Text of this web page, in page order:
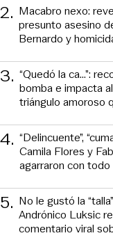
2. Macabro nexo:
presunto asesino
Bernardo y
3. “Quedó la ca...”:
bomba e impacta
triángulo amoroso
4. “Delincuente”,
Camila Flores y
agarraron con
5. No le gustó la
Andrónico Luksic
comentario viral